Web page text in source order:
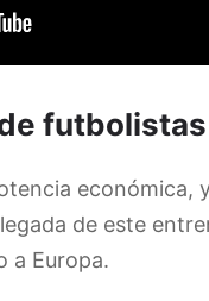
futbolistas
económica,
de este
a Europa.